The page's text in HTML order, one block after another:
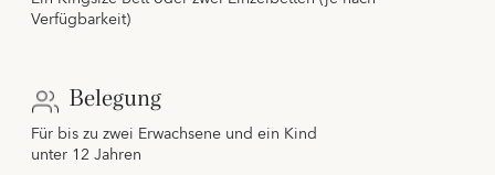
Verfügbarkeit)
Belegung
Für bis zu zwei Erwachsene und ein Kind
unter 12 Jahren